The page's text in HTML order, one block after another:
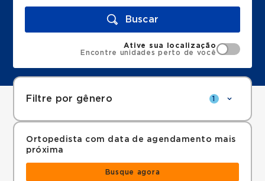
Buscar
Ative sua localização
Encontre unidades perto de você
Filtre por gênero 1
Ortopedista com data de agendamento mais
próxima
Busque agora